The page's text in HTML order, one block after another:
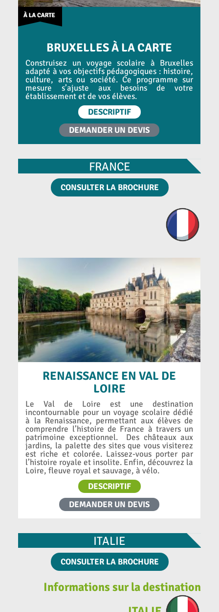
BRUXELLES À LA CARTE
Construisez un voyage scolaire à Bruxelles
adapté à vos objectifs pédagogiques : histoire,
culture, arts ou société. Ce programme sur
mesure s’ajuste aux besoins de votre
établissement et de vos élèves.
DESCRIPTIF
DEMANDER UN DEVIS
FRANCE
CONSULTER LA BROCHURE
RENAISSANCE EN VAL DE
LOIRE
Le Val de Loire est une destination
incontournable pour un voyage scolaire dédié
à la Renaissance, permettant aux élèves de
comprendre l’histoire de France à travers un
patrimoine exceptionnel. Des châteaux aux
jardins, la palette des sites que vous visiterez
est riche et colorée. Laissez-vous porter par
l’histoire royale et insolite. Enfin, découvrez la
Loire, fleuve royal et sauvage, à vélo.
DESCRIPTIF
DEMANDER UN DEVIS
ITALIE
CONSULTER LA BROCHURE
Informations sur la destination